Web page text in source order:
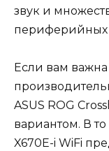
звук и
периферийных
Если вам важна
ASUS ROG
вариантом. В
X670E-i WiFi